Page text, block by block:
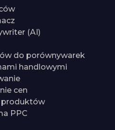
(AI)
do porównywarek
handlowymi
cen
produktów
PPC